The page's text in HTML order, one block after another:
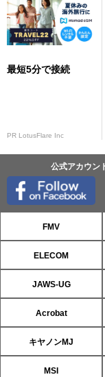
最短5分で接続
PR LotusFlare Inc
公式アカウン
FMV
ELECOM
JAWS-UG
Acrobat
キヤノンMJ
MSI